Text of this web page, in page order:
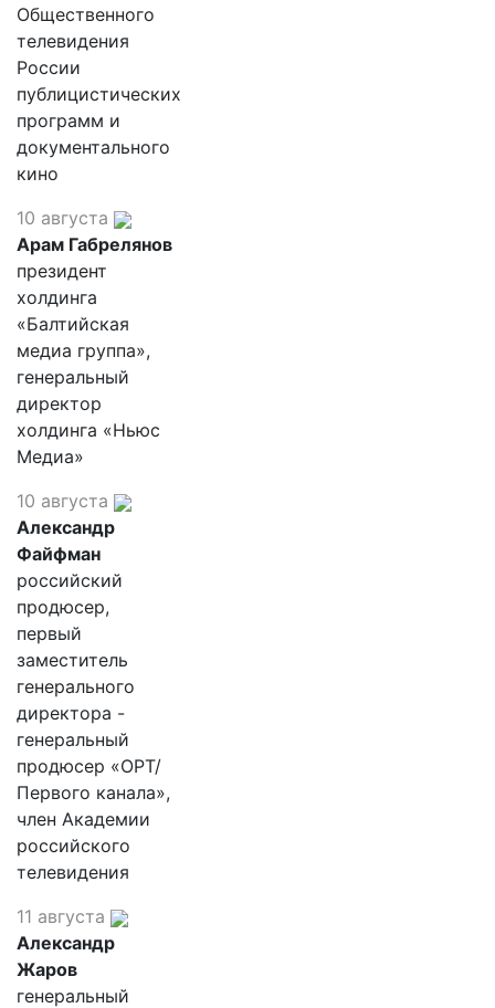
Общественного
телевидения
России
публицистических
программ и
документального
кино
10 августа
Арам Габрелянов
президент
холдинга
«Балтийская
медиа группа»,
генеральный
директор
холдинга «Ньюс
Медиа»
10 августа
Александр
Файфман
российский
продюсер,
первый
заместитель
генерального
директора -
генеральный
продюсер «ОРТ/
Первого канала»,
член Академии
российского
телевидения
11 августа
Александр
Жаров
генеральный